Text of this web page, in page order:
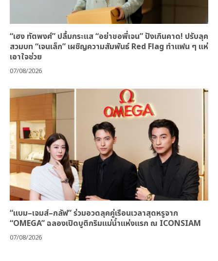
“เฮง ทัตพงศ์” ปลื้มกระแส “อย่าขอพี่เจน” ปังเกินคาด! ปรับลุค
สวมบท “เจนเล็ก” เผชิญความสัมพันธ์ Red Flag ทำแฟน ๆ แห่
เอาใจช่วย
07/08/2026
“แบม–เจมส์–กลัฟ” ร่วมอวดลุคคู่เรือนเวลาสุดหรูจาก
“OMEGA” ฉลองเปิดบูติกริมแม่น้ำแห่งแรก ณ ICONSIAM
07/08/2026